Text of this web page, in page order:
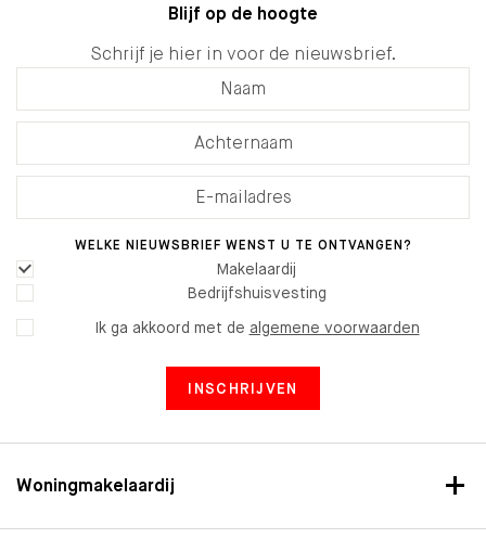
Woningmakelaardij
Blijf op de hoogte
Schrijf je hier in voor de nieuwsbrief.
WELKE NIEUWSBRIEF WENST U TE ONTVANGEN?
Makelaardij
Bedrijfshuisvesting
Ik ga akkoord met de algemene voorwaarden
INSCHRIJVEN